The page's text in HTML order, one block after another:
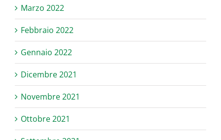
Marzo 2022
Febbraio 2022
Gennaio 2022
Dicembre 2021
Novembre 2021
Ottobre 2021